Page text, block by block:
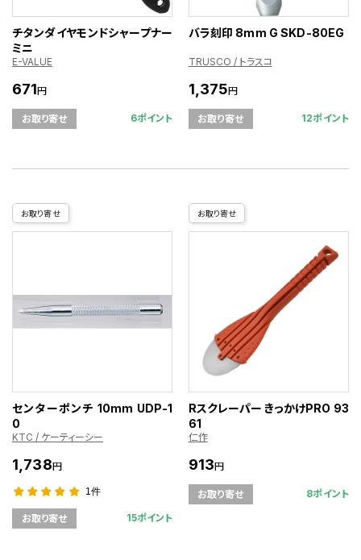
チタンダイヤモンドシャープナー
ミニ
E-VALUE
671円
お取り寄せ 6ポイント
バラ刻印 8mm G SKD-80EG
TRUSCO / トラスコ
1,375円
お取り寄せ 12ポイント
お取り寄せ
センターポンチ 10mm UDP-1
0
KTC / ケーティーシー
1,738円
1件
お取り寄せ 15ポイント
お取り寄せ
Rスクレーパー きっかけPRO 93
61
仁作
913円
お取り寄せ 8ポイント